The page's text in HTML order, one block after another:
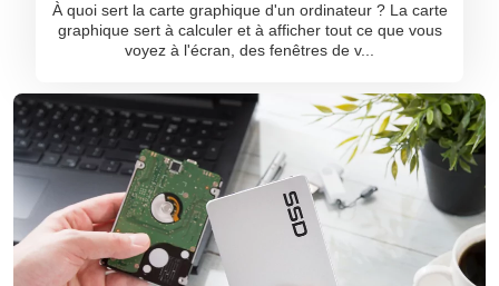
À quoi sert la carte graphique d'un ordinateur ? La carte
graphique sert à calculer et à afficher tout ce que vous
voyez à l'écran, des fenêtres de v...